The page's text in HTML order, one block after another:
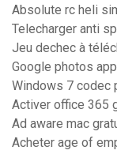
Absolute rc heli
Telecharger anti
Jeu dechec à
Google photos
Windows 7 codec
Activer office 365
Ad aware mac
Acheter age of